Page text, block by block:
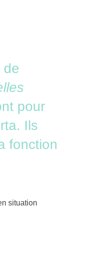
de
pour
Ils
fonction
situation